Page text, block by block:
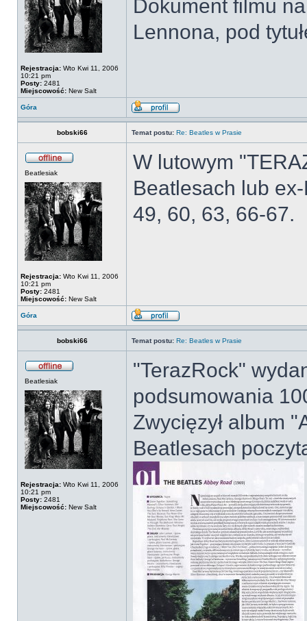
Rejestracja: Wto Kwi 11, 2006
10:21 pm
Posty: 2481
Miejscowość: New Salt
Dokument filmu
Lennona, pod
Góra
bobski66 Temat postu: Re: Beatles w Prasie
Beatlesiak
Rejestracja: Wto Kwi 11, 2006
10:21 pm
Posty: 2481
Miejscowość: New Salt
W lutowym
Beatlesach lub
49, 60, 63, 66-67.
Góra
bobski66 Temat postu: Re: Beatles w Prasie
Beatlesiak
Rejestracja: Wto Kwi 11, 2006
10:21 pm
Posty: 2481
Miejscowość: New Salt
"TerazRock"
podsumowania
Zwycięzył album
Beatlesach